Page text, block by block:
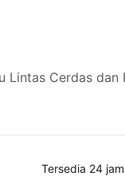
Lintas Cerdas
Tersedia 24 jam